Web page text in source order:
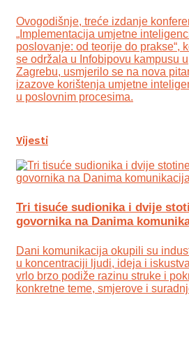
Ovogodišnje, treće izdanje
„Implementacija umjetne
poslovanje: od teorije do prakse“,
se održala u Infobipovu kampusu u
Zagrebu, usmjerilo se na nova
izazove korištenja umjetne
u poslovnim procesima.
Vijesti
Tri tisuće sudionika i dvije
govornika na Danima
Dani komunikacija okupili su
u koncentraciji ljudi, ideja i
vrlo brzo podiže razinu struke i
konkretne teme, smjerove i